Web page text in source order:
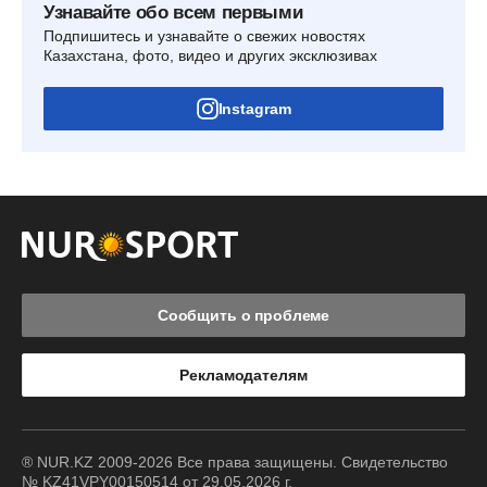
Узнавайте обо всем первыми
Подпишитесь и узнавайте о свежих новостях
Казахстана, фото, видео и других эксклюзивах
Instagram
Сообщить о проблеме
Рекламодателям
® NUR.KZ 2009-2026 Все права защищены. Свидетельство
№ KZ41VPY00150514 от 29.05.2026 г.